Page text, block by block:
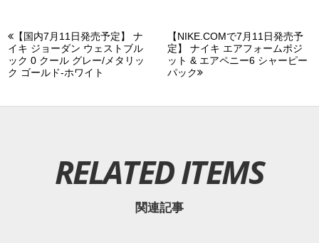
【国内7月11日発売予定】 ナ
イキ ジョーダン ウェストブル
ック 0 クール グレー/メタリッ
ク ゴールド-ホワイト
【NIKE.COMで7月11日発売予
定】 ナイキ エアフォームポジ
ット & エアペニー6 シャーピー
パック
RELATED ITEMS
関連記事